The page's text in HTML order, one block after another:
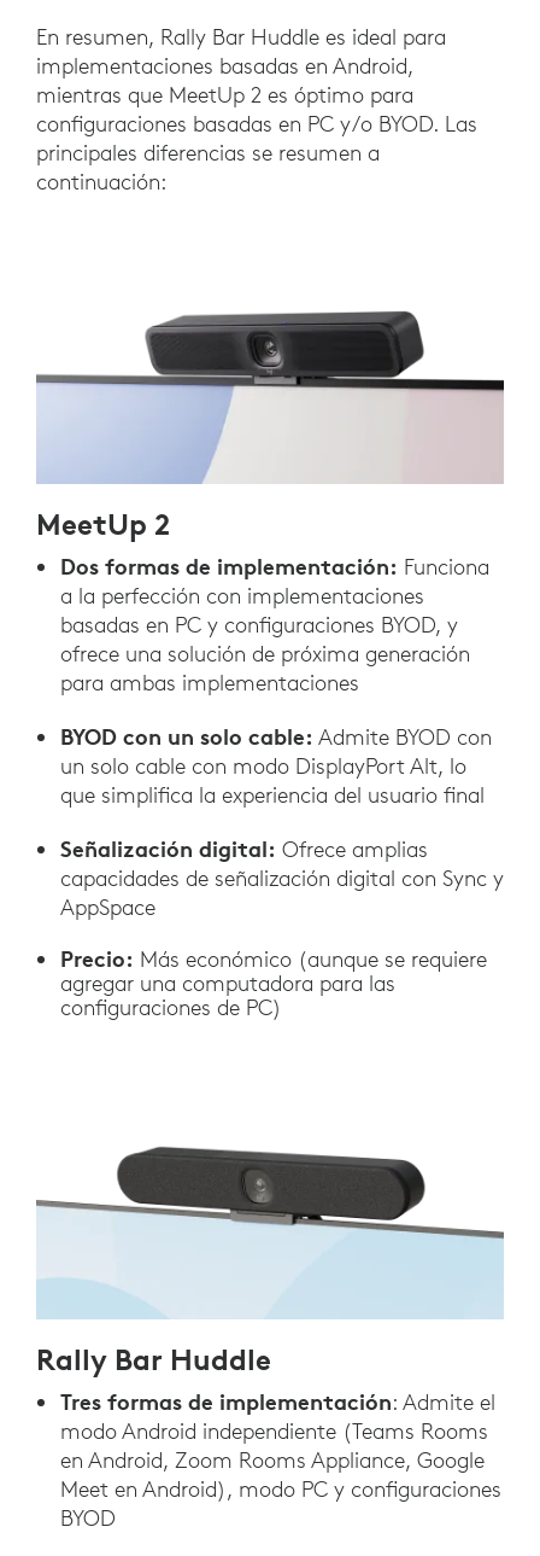
En resumen, Rally Bar Huddle es ideal para
implementaciones basadas en Android,
mientras que MeetUp 2 es óptimo para
configuraciones basadas en PC y/o BYOD. Las
principales diferencias se resumen a
continuación:
MeetUp 2
Dos formas de implementación: Funciona
a la perfección con implementaciones
basadas en PC y configuraciones BYOD, y
ofrece una solución de próxima generación
para ambas implementaciones
BYOD con un solo cable: Admite BYOD con
un solo cable con modo DisplayPort Alt, lo
que simplifica la experiencia del usuario final
Señalización digital: Ofrece amplias
capacidades de señalización digital con Sync y
AppSpace
Precio: Más económico (aunque se requiere
agregar una computadora para las
configuraciones de PC)
Rally Bar Huddle
Tres formas de implementación: Admite el
modo Android independiente (Teams Rooms
en Android, Zoom Rooms Appliance, Google
Meet en Android), modo PC y configuraciones
BYOD